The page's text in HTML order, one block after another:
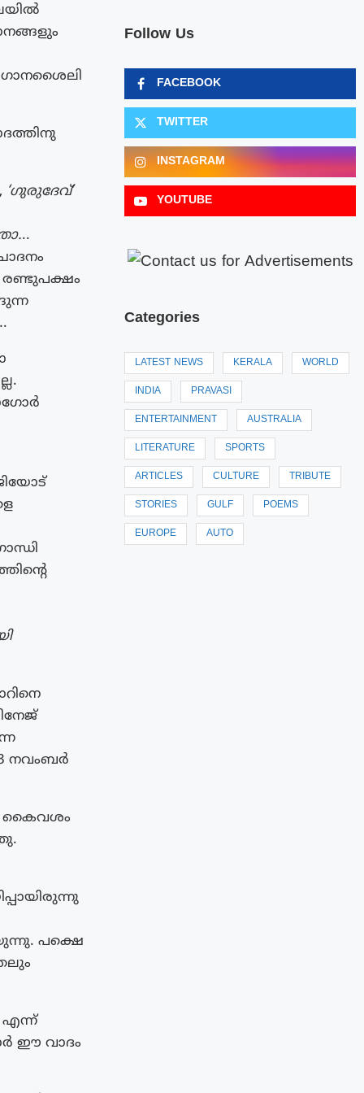
ഗാനശൈലി
‘ഗുരുദേവ്‌‘
..
നവംബർ
കൈവശം
പക്ഷെ
എന്ന്
ഈ വാദം
Follow Us
FACEBOOK
TWITTER
INSTAGRAM
YOUTUBE
Categories
LATEST NEWS KERALA WORLD
INDIA PRAVASI
ENTERTAINMENT AUSTRALIA
LITERATURE SPORTS
ARTICLES CULTURE TRIBUTE
STORIES GULF POEMS
EUROPE AUTO